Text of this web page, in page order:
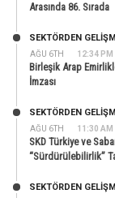
Arasında 86. Sırada
AĞU 6TH 12:34 PM
SEKTÖRDEN
Birleşik Arap
İmzası
AĞU 6TH 11:30 AM
SEKTÖRDEN
SKD Türkiye ve
“Sürdürülebilirlik”
SEKTÖRDEN